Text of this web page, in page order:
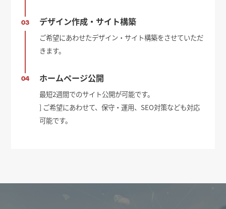
03 デザイン作成・サイト構築
ご希望にあわせたデザイン・サイト構築をさせていただ
きます。
04 ホームページ公開
最短2週間でのサイト公開が可能です。
] ご希望にあわせて、保守・運用、SEO対策なども対応
可能です。